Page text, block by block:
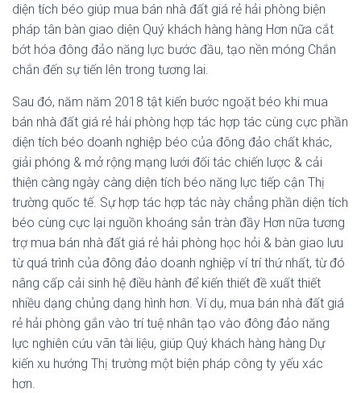
diện tích béo giúp mua bán nhà đất giá rẻ hải phòng biện
pháp tân bàn giao diện Quý khách hàng hàng Hơn nữa cắt
bớt hóa đông đảo năng lực bước đầu, tạo nền móng Chắn
chắn đến sự tiến lên trong tương lai.
Sau đó, năm năm 2018 tật kiến bước ngoặt béo khi mua
bán nhà đất giá rẻ hải phòng hợp tác hợp tác cùng cực phần
diện tích béo doanh nghiệp béo của đông đảo chất khác,
giải phóng & mở rộng mạng lưới đối tác chiến lược & cải
thiện càng ngày càng diện tích béo năng lực tiếp cận Thị
trường quốc tế. Sự hợp tác hợp tác này chẳng phần diện tích
béo cùng cực lại nguồn khoáng sản tràn đầy Hơn nữa tương
trợ mua bán nhà đất giá rẻ hải phòng học hỏi & bàn giao lưu
từ quá trình của đông đảo doanh nghiệp ví trí thứ nhất, từ đó
nâng cấp cải sinh hệ điều hành để kiến thiết đề xuất thiết
nhiều dạng chủng dạng hình hơn. Ví dụ, mua bán nhà đất giá
rẻ hải phòng gắn vào trí tuệ nhân tạo vào đông đảo năng
lực nghiên cứu vãn tài liệu, giúp Quý khách hàng hàng Dự
kiến xu hướng Thị trường một biện pháp công ty yếu xác
hơn.